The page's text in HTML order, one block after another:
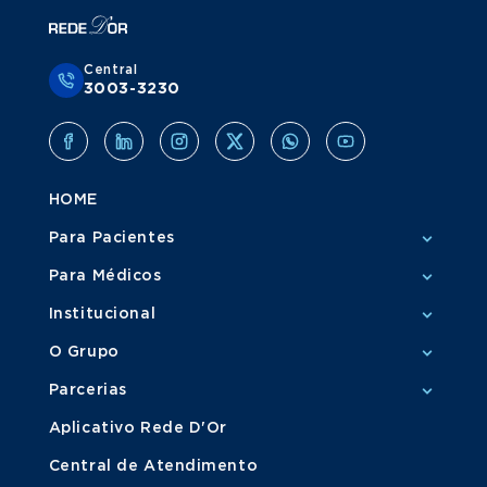
Central
3003-3230
HOME
Para Pacientes
Para Médicos
Institucional
O Grupo
Parcerias
Aplicativo Rede D'Or
Central de Atendimento